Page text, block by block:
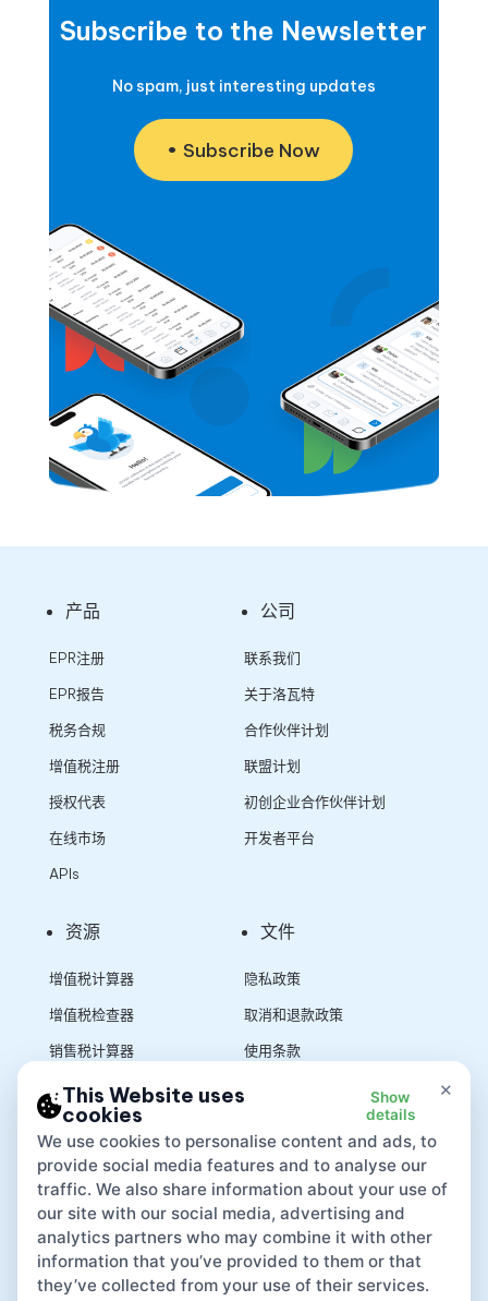
Subscribe to the Newsletter
No spam, just interesting updates
Subscribe Now
产品
EPR注册
EPR报告
税务合规
增值税注册
授权代表
在线市场
APIs
公司
联系我们
关于洛瓦特
合作伙伴计划
联盟计划
初创企业合作伙伴计划
开发者平台
资源
增值税计算器
增值税检查器
销售税计算器
文件
隐私政策
取消和退款政策
使用条款
×
This Website uses
cookies
Show
details
We use cookies to personalise content and ads, to
provide social media features and to analyse our
traffic. We also share information about your use of
our site with our social media, advertising and
analytics partners who may combine it with other
information that you’ve provided to them or that
they’ve collected from your use of their services.